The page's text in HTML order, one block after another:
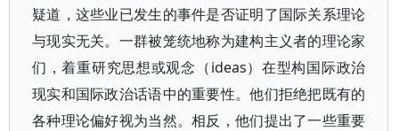
疑道，这些业已发生的事件是否证明了国际关系理论
与现实无关。一群被笼统地称为建构主义者的理论家
们，着重研究思想或观念（ideas）在型构国际政治
现实和国际政治话语中的重要性。他们拒绝把既有的
各种理论偏好视为当然。相反，他们提出了一些重要